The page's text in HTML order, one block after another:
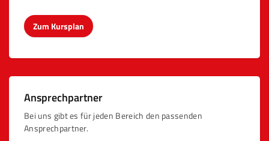
Zum Kursplan
Ansprechpartner
Bei uns gibt es für jeden Bereich den passenden
Ansprechpartner.